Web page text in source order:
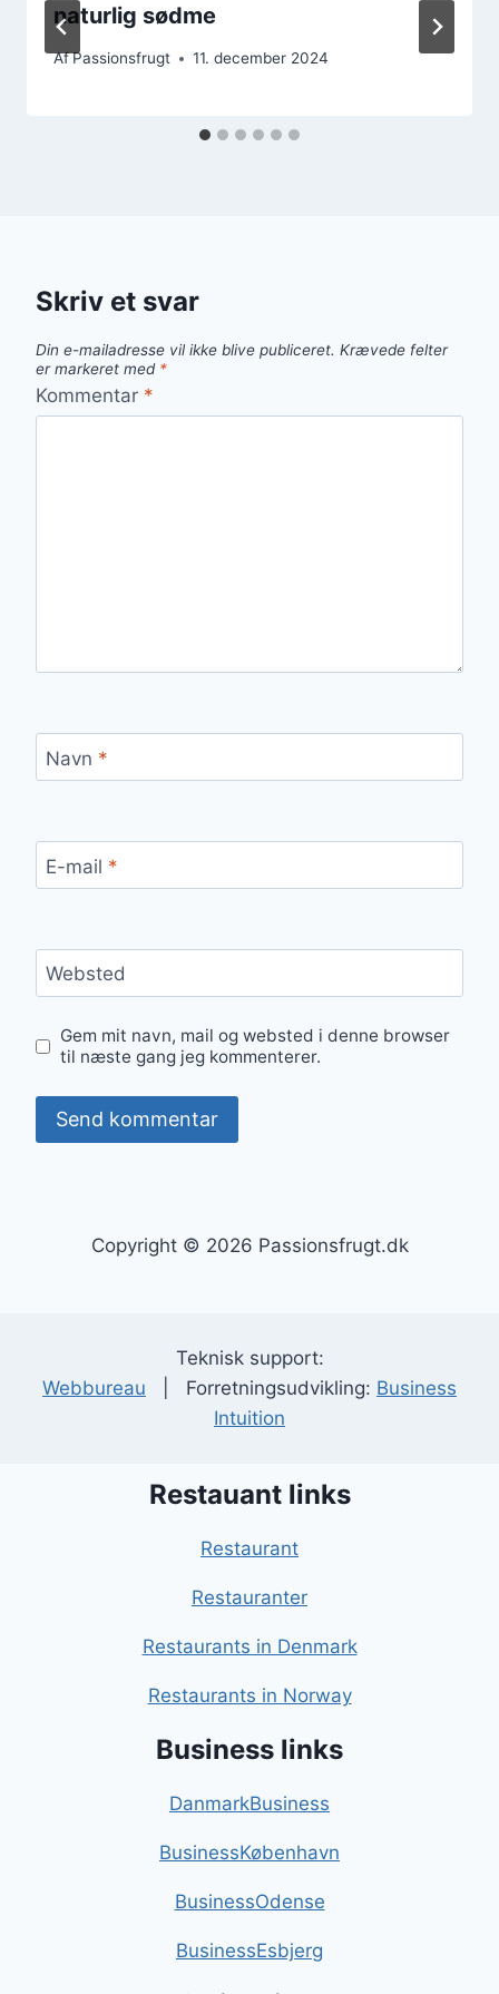
naturlig sødme
AfPassionsfrugt 11. december 2024
Skriv et svar
Din e-mailadresse vil ikke blive publiceret. Krævede felter
er markeret med *
Kommentar *
Navn *
E-mail *
Websted
Gem mit navn, mail og websted i denne browser
til næste gang jeg kommenterer.
Copyright © 2026 Passionsfrugt.dk
Teknisk support:
Webbureau | Forretningsudvikling: Business
Intuition
Restauant links
Restaurant
Restauranter
Restaurants in Denmark
Restaurants in Norway
Business links
DanmarkBusiness
BusinessKøbenhavn
BusinessOdense
BusinessEsbjerg